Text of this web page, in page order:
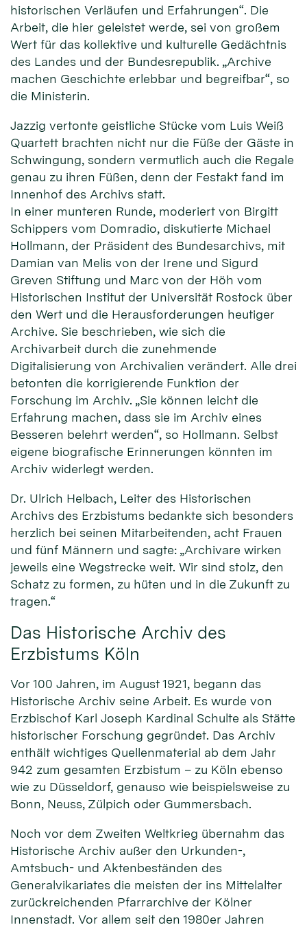
historischen Verläufen und Erfahrungen“. Die
Arbeit, die hier geleistet werde, sei von großem
Wert für das kollektive und kulturelle Gedächtnis
des Landes und der Bundesrepublik. „Archive
machen Geschichte erlebbar und begreifbar“, so
die Ministerin.
Jazzig vertonte geistliche Stücke vom Luis Weiß
Quartett brachten nicht nur die Füße der Gäste in
Schwingung, sondern vermutlich auch die Regale
genau zu ihren Füßen, denn der Festakt fand im
Innenhof des Archivs statt.
In einer munteren Runde, moderiert von Birgitt
Schippers vom Domradio, diskutierte Michael
Hollmann, der Präsident des Bundesarchivs, mit
Damian van Melis von der Irene und Sigurd
Greven Stiftung und Marc von der Höh vom
Historischen Institut der Universität Rostock über
den Wert und die Herausforderungen heutiger
Archive. Sie beschrieben, wie sich die
Archivarbeit durch die zunehmende
Digitalisierung von Archivalien verändert. Alle drei
betonten die korrigierende Funktion der
Forschung im Archiv. „Sie können leicht die
Erfahrung machen, dass sie im Archiv eines
Besseren belehrt werden“, so Hollmann. Selbst
eigene biografische Erinnerungen könnten im
Archiv widerlegt werden.
Dr. Ulrich Helbach, Leiter des Historischen
Archivs des Erzbistums bedankte sich besonders
herzlich bei seinen Mitarbeitenden, acht Frauen
und fünf Männern und sagte: „Archivare wirken
jeweils eine Wegstrecke weit. Wir sind stolz, den
Schatz zu formen, zu hüten und in die Zukunft zu
tragen.“
Das Historische Archiv des
Erzbistums Köln
Vor 100 Jahren, im August 1921, begann das
Historische Archiv seine Arbeit. Es wurde von
Erzbischof Karl Joseph Kardinal Schulte als Stätte
historischer Forschung gegründet. Das Archiv
enthält wichtiges Quellenmaterial ab dem Jahr
942 zum gesamten Erzbistum – zu Köln ebenso
wie zu Düsseldorf, genauso wie beispielsweise zu
Bonn, Neuss, Zülpich oder Gummersbach.
Noch vor dem Zweiten Weltkrieg übernahm das
Historische Archiv außer den Urkunden-,
Amtsbuch- und Aktenbeständen des
Generalvikariates die meisten der ins Mittelalter
zurückreichenden Pfarrarchive der Kölner
Innenstadt. Vor allem seit den 1980er Jahren